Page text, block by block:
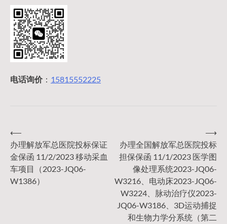
电话询价： 15815552225
文
章
⟵
办理解放军总医院投标保证
金保函 11/2/2023 移动采血
车项目（2023-JQ06-
W1386）
办理全国解放军总医院投标
担保保函 11/1/2023 医学图
像处理系统2023-JQ06-
W3216、电动床2023-JQ06-
W3224、脉动治疗仪2023-
JQ06-W3186、3D运动捕捉
和生物力学分系统（第二
⟶